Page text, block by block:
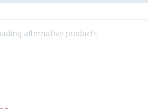
alternative products